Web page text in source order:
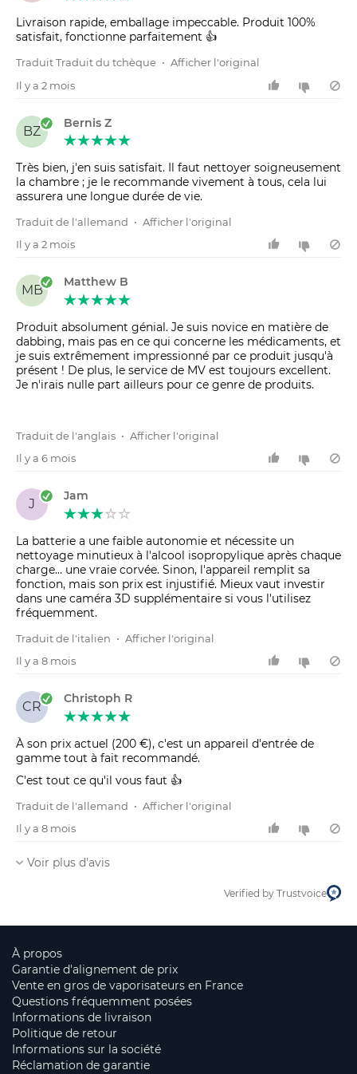
Livraison rapide, emballage impeccable. Produit 100%
satisfait, fonctionne parfaitement 👍
Traduit Traduit du tchèque • Afficher l'original
Il y a 2 mois
BZ
Bernis Z
Très bien, j'en suis satisfait. Il faut nettoyer soigneusement
la chambre ; je le recommande vivement à tous, cela lui
assurera une longue durée de vie.
Traduit de l'allemand • Afficher l'original
Il y a 2 mois
MB
Matthew B
Produit absolument génial. Je suis novice en matière de
dabbing, mais pas en ce qui concerne les médicaments, et
je suis extrêmement impressionné par ce produit jusqu'à
présent ! De plus, le service de MV est toujours excellent.
Je n'irais nulle part ailleurs pour ce genre de produits.
Traduit de l'anglais • Afficher l'original
Il y a 6 mois
J
Jam
La batterie a une faible autonomie et nécessite un
nettoyage minutieux à l'alcool isopropylique après chaque
charge… une vraie corvée. Sinon, l'appareil remplit sa
fonction, mais son prix est injustifié. Mieux vaut investir
dans une caméra 3D supplémentaire si vous l'utilisez
fréquemment.
Traduit de l'italien • Afficher l'original
Il y a 8 mois
CR
Christoph R
À son prix actuel (200 €), c'est un appareil d'entrée de
gamme tout à fait recommandé.
C'est tout ce qu'il vous faut 👍
Traduit de l'allemand • Afficher l'original
Il y a 8 mois
Voir plus d'avis
Verified by Trustvoice
À propos
Garantie d'alignement de prix
Vente en gros de vaporisateurs en France
Questions fréquemment posées
Informations de livraison
Politique de retour
Informations sur la société
Réclamation de garantie